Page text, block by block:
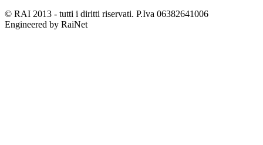
© RAI 2013 - tutti i diritti riservati. P.Iva 06382641006
Engineered by RaiNet